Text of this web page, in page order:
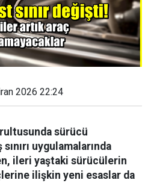
2026 22:24
sürücü
uygulamalarında
ileri yaştaki sürücülerin
ilişkin yeni esaslar da